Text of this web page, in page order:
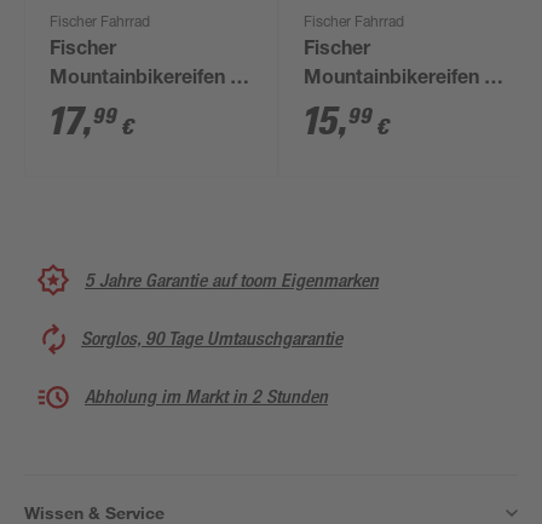
Fischer Fahrrad
Fischer
Mountainbikereifen 26
Zoll
17,99 €
Fischer Fahrrad
Fischer
Mountainbikereifen 26
Zoll
15,99 €
5 Jahre Garantie auf toom Eigenmarken
Sorglos, 90 Tage Umtauschgarantie
Abholung im Markt in 2 Stunden
Wissen & Service